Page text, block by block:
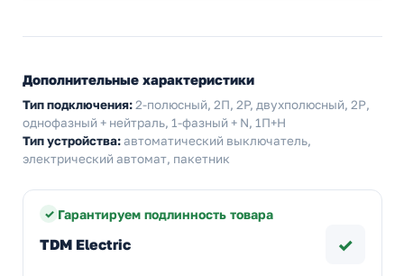
Дополнительные характеристики
Тип подключения:2-полюсный, 2П, 2P, двухполюсный, 2Р,
однофазный + нейтраль, 1-фазный + N, 1П+Н
Тип устройства:автоматический выключатель,
электрический автомат, пакетник
Гарантируем подлинность товара
TDM Electric ✓